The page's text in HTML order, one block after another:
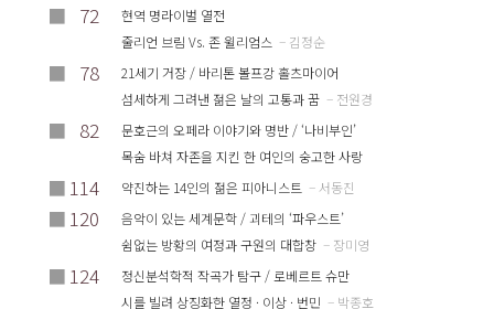
■ 72
현역 명라이벌 열전
줄리언 브림 Vs. 존 윌리엄스 – 김정순
■ 78
21세기 거장 / 바리톤 볼프강 홀츠마이어
섬세하게 그려낸 젊은 날의 고통과 꿈 – 전원경
■ 82
문호근의 오페라 이야기와 명반 / ‘나비부인’
목숨 바쳐 자존을 지킨 한 여인의 숭고한 사랑
■ 114 약진하는 14인의 젊은 피아니스트 – 서동진
■ 120
음악이 있는 세계문학 / 괴테의 ‘파우스트’
쉼없는 방황의 여정과 구원의 대합창 – 장미영
■ 124
정신분석학적 작곡가 탐구 / 로베르트 슈만
시를 빌려 상징화한 열정 · 이상 · 번민 – 박종호